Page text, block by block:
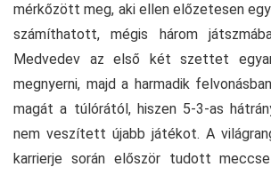
mérkőzött meg, aki ellen előzetesen
számíthatott, mégis három
Medvedev az első két szettet
megnyerni, majd a harmadik
magát a túlórától, hiszen 5-3-as
nem veszített újabb játékot. A
karrierje során először tudott